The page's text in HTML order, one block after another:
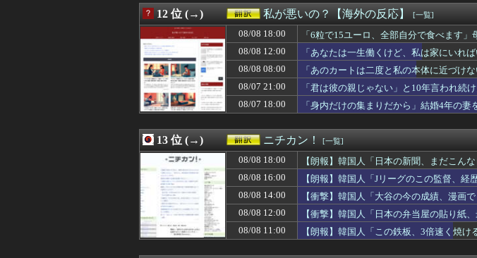
08/07 22:18
【海外の反応】元巨人のマイコラスがメジャー10年在籍
08/07 22:01
海外の反応：任天堂が熊本地震で無償修理対応
08/07 22:00
海外「消火栓もフェイクだから消防士が右往左往する中
08/07 22:00
海外「子宮頸部には神経がないので痛みは感じません
08/07 21:39
大谷翔平が今永昇太を睨みつける様子に全米騒然！←
08/07 21:35
外国人「日本の未来は安泰だ」16歳MF三井寺眞、衝撃
08/07 21:35
韓国人「この夏、韓国人が東京へ行くしかない理由が
08/07 21:32
引退後の日本の力士の姿に世界が騒然！←「同一人物
08/07 21:31
韓国人「我が国に価値のある歴史遺産や伝統が残って
08/07 21:21
海外「PCAがMVP」岡本vs鈴木の日本人対決はカブスの
08/07 21:10
海外「騙されるな！」日本で措置命令が出たステマ案
08/07 21:01
【海外の反応】 ルイス・アラエスがホーム生還時に珍
08/07 21:00
【海外の反応】80系ランドクルーザーは誰にでも愛され
08/07 21:00
【世界】シンプルな問い【ポーランドボール】
08/07 21:00
「君は彼の親じゃない」と10年言われ続けた妻、ある
08/07 21:00
【海外の反応】日本のウェブサイトって質の低いものが
08/07 20:37
『大谷翔平』効果でドジャースの昨年の収益が10億ドル
08/07 20:31
北朝鮮が弾道ミサイル発射！←「日本は慣れてきている
08/07 20:27
韓国人「韓国サッカー性接待に日本人審判も接待受け
12 位 (→) 私が悪いの？【海外の反応】 [一覧]
08/08 18:00
「6粒で15ユーロ、全部自分で食べます
08/08 12:00
「あなたは一生働くけど、私は家にいれ
08/08 08:00
「あのカートは二度と私の本体に近づけ
08/07 21:00
「君は彼の親じゃない」と10年言われ続
08/07 18:00
「身内だけの集まりだから」結婚4年の
13 位 (→) ニチカン！ [一覧]
08/08 18:00
【朗報】韓国人「日本の新聞、まだこん
08/08 16:00
【朗報】韓国人「Jリーグのこの監督、経
08/08 14:00
【衝撃】韓国人「大谷の今の成績、漫画
08/08 12:00
【衝撃】韓国人「日本の弁当屋の貼り紙
08/08 11:00
【朗報】韓国人「この鉄板、3倍速く焼け